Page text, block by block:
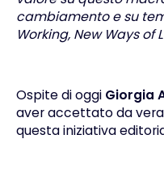
cambiamento e su
Working, New Ways
Ospite di oggi Giorgia
aver accettato da vera
questa iniziativa